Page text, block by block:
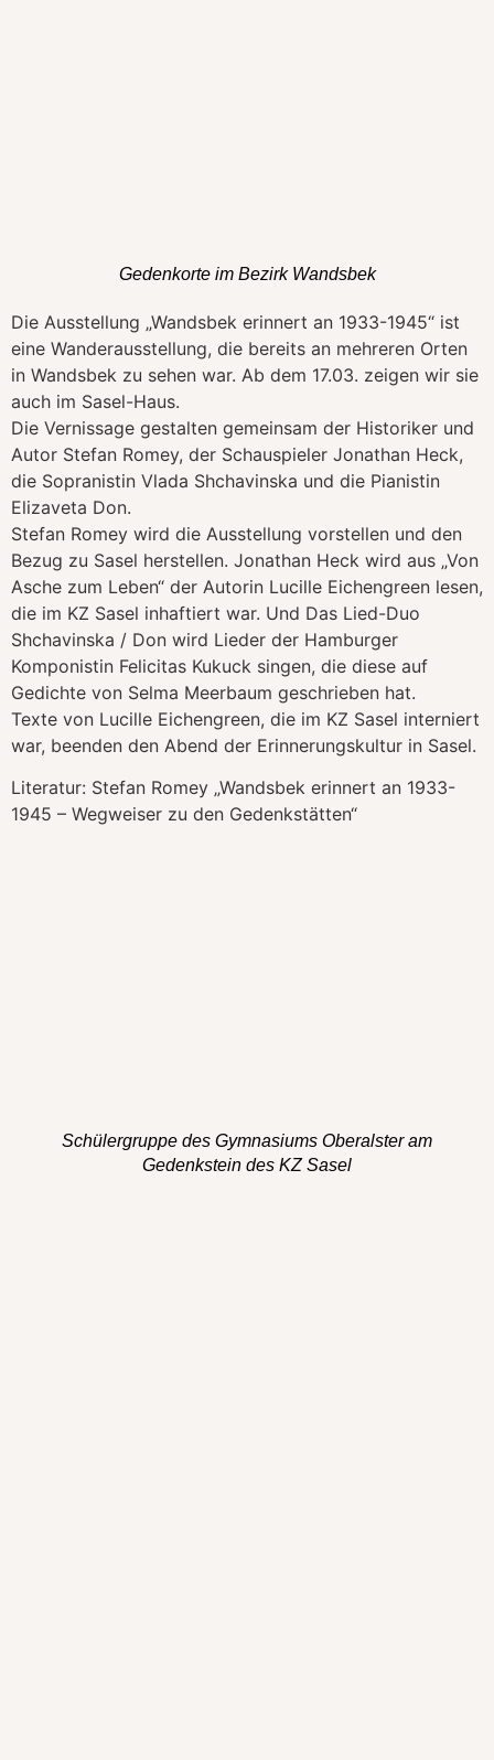
Gedenkorte im Bezirk Wandsbek
Die Ausstellung „Wandsbek erinnert an 1933-1945“ ist
eine Wanderausstellung, die bereits an mehreren Orten
in Wandsbek zu sehen war. Ab dem 17.03. zeigen wir sie
auch im Sasel-Haus.
Die Vernissage gestalten gemeinsam der Historiker und
Autor Stefan Romey, der Schauspieler Jonathan Heck,
die Sopranistin Vlada Shchavinska und die Pianistin
Elizaveta Don.
Stefan Romey wird die Ausstellung vorstellen und den
Bezug zu Sasel herstellen. Jonathan Heck wird aus „Von
Asche zum Leben“ der Autorin Lucille Eichengreen lesen,
die im KZ Sasel inhaftiert war. Und Das Lied-Duo
Shchavinska / Don wird Lieder der Hamburger
Komponistin Felicitas Kukuck singen, die diese auf
Gedichte von Selma Meerbaum geschrieben hat.
Texte von Lucille Eichengreen, die im KZ Sasel interniert
war, beenden den Abend der Erinnerungskultur in Sasel.
Literatur: Stefan Romey „Wandsbek erinnert an 1933-
1945 – Wegweiser zu den Gedenkstätten“
Schülergruppe des Gymnasiums Oberalster am
Gedenkstein des KZ Sasel